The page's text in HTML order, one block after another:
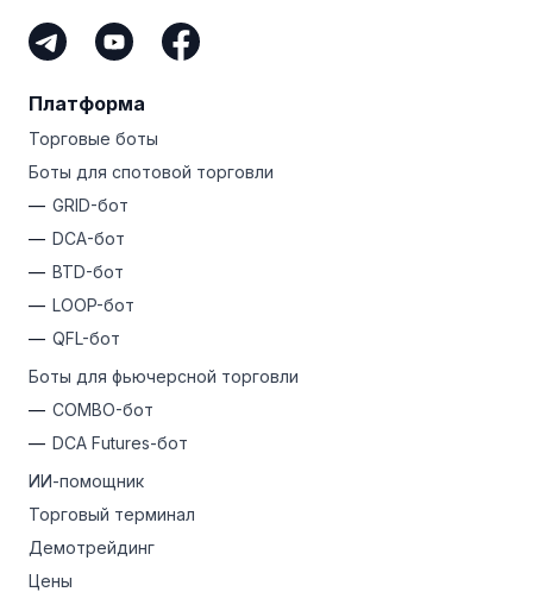
не рискуя собственными деньгами.
Платформа
Торговые боты
Боты для спотовой торговли
GRID-бот
DCA-бот
BTD-бот
LOOP-бот
QFL-бот
Боты для фьючерсной торговли
COMBO-бот
DCA Futures-бот
ИИ-помощник
Торговый терминал
Демотрейдинг
Цены